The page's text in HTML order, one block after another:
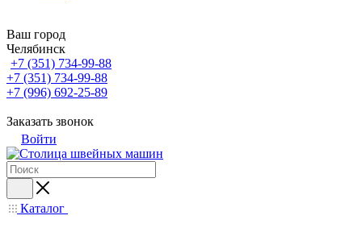
Ваш город
Челябинск
+7 (351) 734-99-88
+7 (351) 734-99-88
+7 (996) 692-25-89
Заказать звонок
Войти
Каталог